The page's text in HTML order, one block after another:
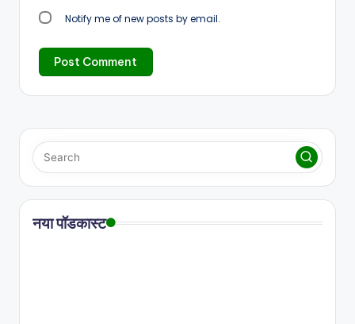
Notify me of new posts by email.
नया पॉडकास्ट